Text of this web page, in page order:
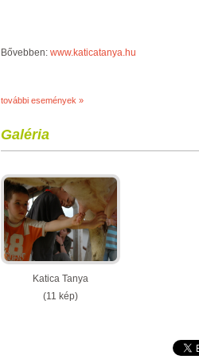
Bővebben: www.katicatanya.hu
további események »
Galéria
Katica Tanya
(11 kép)